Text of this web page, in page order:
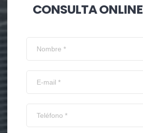
CONSULTA ONLINE